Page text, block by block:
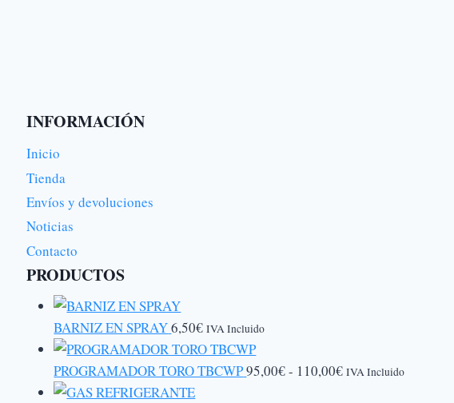
INFORMACIÓN
Inicio
Tienda
Envíos y devoluciones
Noticias
Contacto
PRODUCTOS
BARNIZ EN SPRAY6,50€ IVA Incluido
PROGRAMADOR TORO TBCWP95,00€- 110,00€Rango
IVA Incluido